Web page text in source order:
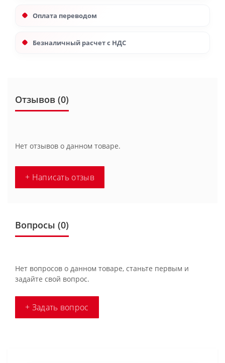
Оплата переводом
Безналичный расчет с НДС
Отзывов (0)
Нет отзывов о данном товаре.
+ Написать отзыв
Вопросы (0)
Нет вопросов о данном товаре, станьте первым и
задайте свой вопрос.
+ Задать вопрос